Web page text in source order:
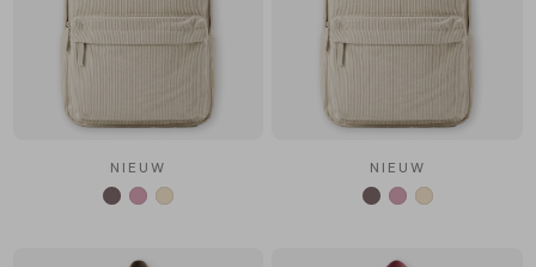
NIEUW NIEUW